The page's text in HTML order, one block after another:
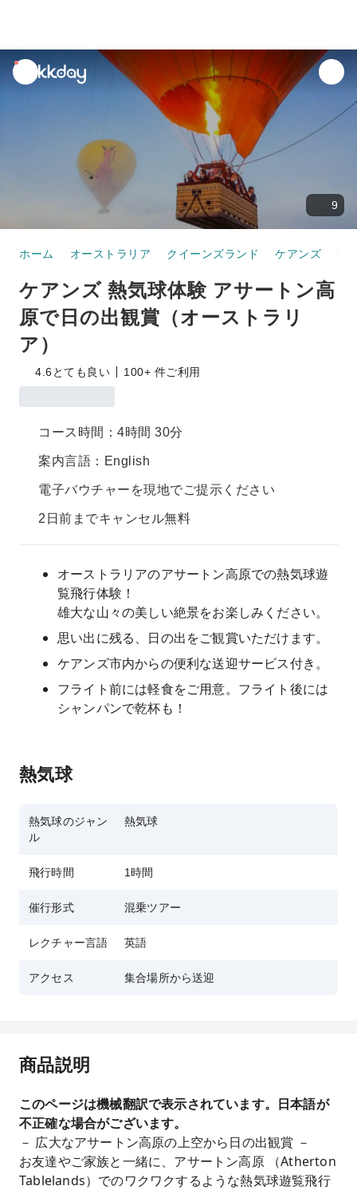
unread
notifications
9
ホーム オーストラリア クイーンズランド ケアンズ 熱
ケアンズ 熱気球体験 アサートン高
原で日の出観賞（オーストラリ
ア）
4.6 とても良い 100+ 件ご利用
コース時間：4時間 30分
案内言語：English
電子バウチャーを現地でご提示ください
2日前までキャンセル無料
オーストラリアのアサートン高原での熱気球遊
覧飛行体験！
雄大な山々の美しい絶景をお楽しみください。
思い出に残る、日の出をご観賞いただけます。
ケアンズ市内からの便利な送迎サービス付き。
フライト前には軽食をご用意。フライト後には
シャンパンで乾杯も！
熱気球
熱気球のジャン
ル
熱気球
飛行時間 1時間
催行形式 混乗ツアー
レクチャー言語 英語
アクセス 集合場所から送迎
商品説明
このページは機械翻訳で表示されています。日本語が
不正確な場合がございます。
－ 広大なアサートン高原の上空から日の出観賞 －
お友達やご家族と一緒に、アサートン高原 （Atherton
Tablelands）でのワクワクするような熱気球遊覧飛行